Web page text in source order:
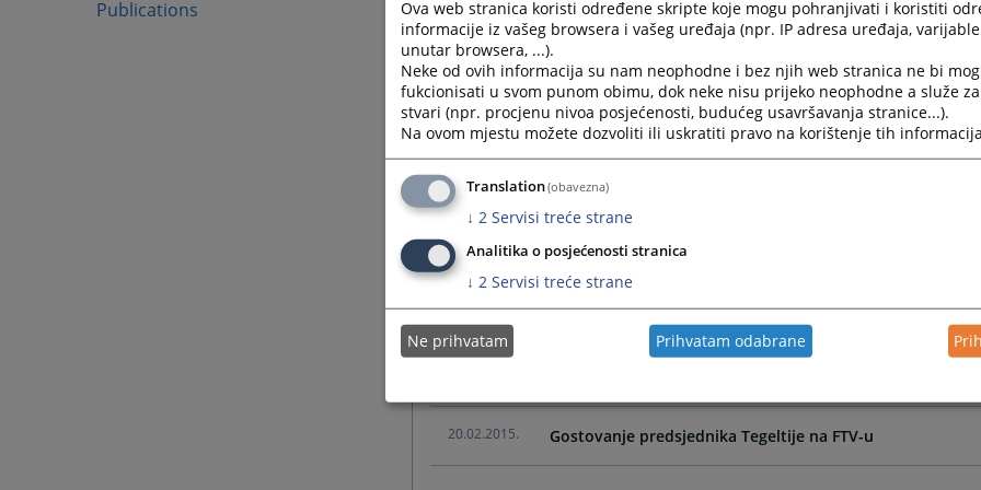
Publications 21.02.2022. VIDEO : Portal Baza sudske prakse
03.09.2021. Podrška pravosuđu u BiH- Jačanje tužilačkih kapaciteta
03.09.2021. Saradnja tužioca i ekonomskih stručnjaka u rješavanju
03.09.2021. Stalna komisija za efikasnost i kvalitet tužilaštava koja
03.09.2021. E-SUD - mobilna aplikacija za pristup sudskim
07.05.2015. Dokumentarac "KORUPCIJA" - Građani se trebaju
20.02.2015. Gostovanje predsjednika Tegeltije na FTV-u
Ova web stranica koristi određene skripte koje mogu pohranjivati i koristiti
informacije iz vašeg browsera i vašeg uređaja (npr. IP adresa uređaja,
unutar browsera, ...).
Neke od ovih informacija su nam neophodne i bez njih web stranica ne bi
fukcionisati u svom punom obimu, dok neke nisu prijeko neophodne a služe
stvari (npr. procjenu nivoa posjećenosti, budućeg usavršavanja stranice...).
Na ovom mjestu možete dozvoliti ili uskratiti pravo na korištenje tih
Translation(obavezna)
↓ 2 Servisi treće strane
Analitika o posjećenosti stranica
↓ 2 Servisi treće strane
Ne prihvatam Prihvatam odabrane